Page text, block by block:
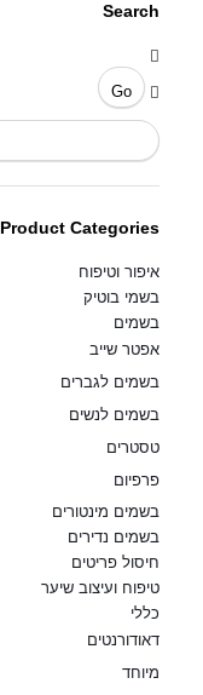
Search
Product Categories
איפור וטיפוח
בשמי בוטיק
בשמים
אפטר שייב
בשמים לגברים
בשמים לנשים
טסטרים
פרפיום
בשמים מינטורים
בשמים נדירים
חיסול פריטים
טיפוח ועיצוב שיער
כללי
דאודורנטים
מיוחד